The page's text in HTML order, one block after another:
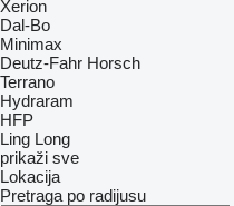
Xerion
Dal-Bo
Minimax
Deutz-Fahr Horsch
Terrano
Hydraram
HFP
Ling Long
prikaži sve
Lokacija
Pretraga po radijusu